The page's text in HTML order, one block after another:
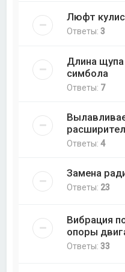
Люфт
Ответы:3
Длина щупа
симбола
Ответы: 7
Ответы:4
Замена
Ответы: 23
Вибрация
опоры
Ответы:33